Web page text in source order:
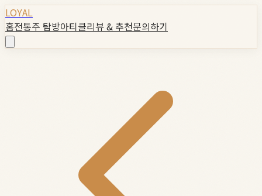
LOYAL
홈전통주 탐방아티클리뷰 & 추천문의하기